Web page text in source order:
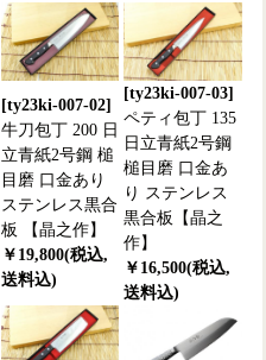
[ty23ki-007-02]
牛刀包丁 200 日
立青紙2号鋼 槌
目磨 口金あり
ステンレス黒合
板 【晶之作】
￥19,800(税込,
送料込)
[ty23ki-007-03]
ペティ包丁 135
日立青紙2号鋼
槌目磨 口金あ
り ステンレス
黒合板【晶之
作】
￥16,500(税込,
送料込)